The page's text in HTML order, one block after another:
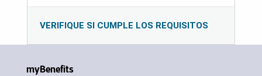
VERIFIQUE SI CUMPLE LOS REQUISITOS
myBenefits